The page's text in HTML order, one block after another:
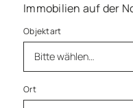
Immobilien auf der
Objektart
Ort